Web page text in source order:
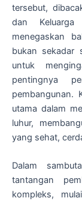
tersebut,
dan Keluarga
menegaskan
bukan sekadar
untuk
pentingnya
pembangunan.
utama dalam
luhur,
yang sehat,
Dalam
tantangan
kompleks,